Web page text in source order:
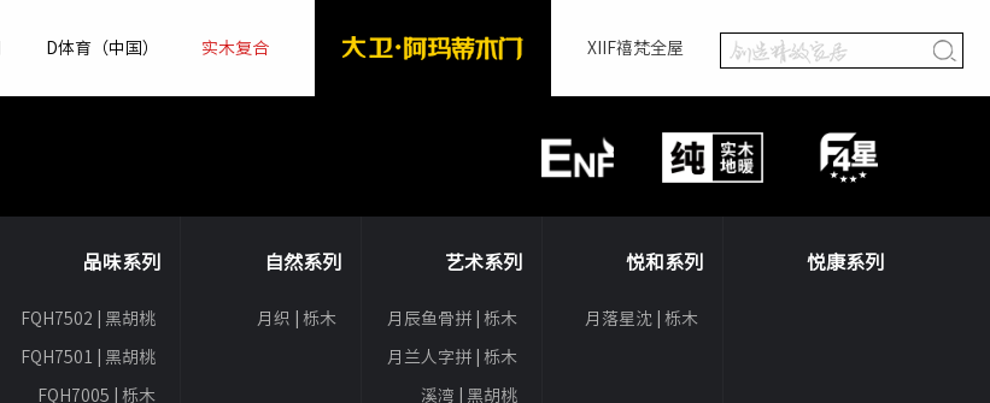
D体育（中国） 实木复合 XIIF禧梵全屋
品味系列
FQH7502 | 黑胡桃
FQH7501 | 黑胡桃
FQH7005 | 栎木
自然系列
月织 | 栎木
艺术系列
月辰鱼骨拼 | 栎木
月兰人字拼 | 栎木
溪湾 | 黑胡桃
悦和系列
月落星沈 | 栎木
悦康系列